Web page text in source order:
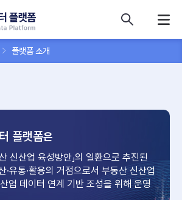
플랫폼 소개
플랫폼은
신산업 육성방안」의 일환으로 추진된
·유통·활용의 거점으로서 부동산 신산업
업 데이터 연계 기반 조성을 위해 운영